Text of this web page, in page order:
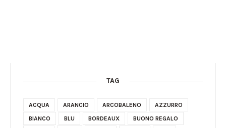
TAG
ACQUA ARANCIO ARCOBALENO
AZZURRO
BIANCO
BLU BORDEAUX
BUONO REGALO